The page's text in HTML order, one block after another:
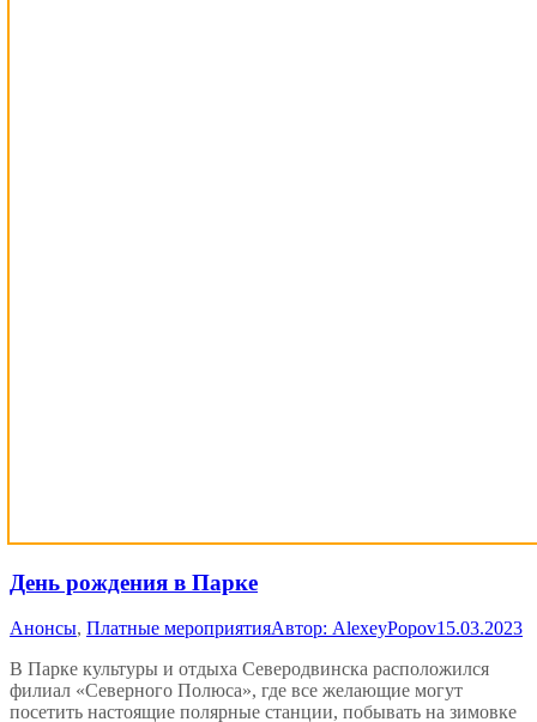
День рождения в Парке
Анонсы, Платные мероприятияАвтор: AlexeyPopov15.03.2023
В Парке культуры и отдыха Северодвинска расположился
филиал «Северного Полюса», где все желающие могут
посетить настоящие полярные станции, побывать на зимовке